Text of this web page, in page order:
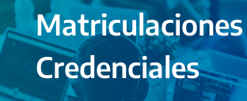
Credenciales